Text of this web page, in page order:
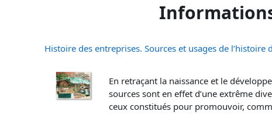
Histoire des entreprises. Sources et usages de l’histoire
En retraçant la naissance et le
sources sont en effet d’une extrême
ceux constitués pour promouvoir,